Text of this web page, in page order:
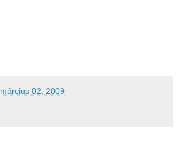
március 02, 2009